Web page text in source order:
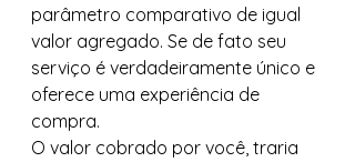
parâmetro comparativo de igual
valor agregado. Se de fato seu
serviço é verdadeiramente único e
oferece uma experiência de
compra.
O valor cobrado por você, traria